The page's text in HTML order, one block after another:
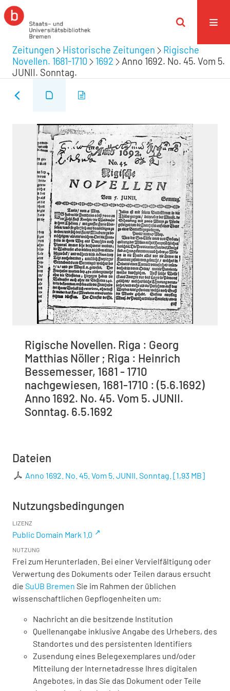
Zeitungen Historische Zeitungen
Rigische
Novellen. 1681-1710
1692
Anno 1692. No. 45. Vom 5.
JUNII. Sonntag.
Rigische Novellen. Riga : Georg
Matthias Nöller ; Riga : Heinrich
Bessemesser, 1681 - 1710
nachgewiesen, 1681-1710 : (5.6.1692)
Anno 1692. No. 45. Vom 5. JUNII.
Sonntag. 6.5.1692
Dateien
Anno 1692. No. 45. Vom 5. JUNII. Sonntag. [1,93 MB]
Nutzungsbedingungen
LIZENZ
Public Domain Mark 1.0
NUTZUNG
Frei zum Herunterladen. Bei einer Vervielfältigung oder
Verwertung des Dokuments oder Teilen daraus ersucht
die SuUB Bremen Sie im Rahmen der üblichen
wissenschaftlichen Gepflogenheiten um:
Nachricht an die besitzende Institution
Quellenangabe inklusive Angabe des Urhebers, des
Standortes und des persistenten Identifiers
Zusendung eines Belegexemplares und/oder
Mitteilung der Internetadresse Ihres digitalen
Angebotes, in das Sie das Dokument oder Teile